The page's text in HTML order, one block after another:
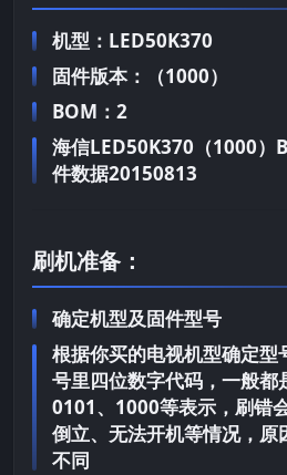
机型：LED50K370
固件版本：（1000）
BOM：2
海信LED50K370（1000）
件数据20150813
刷机准备：
确定机型及固件型号
根据你买的电视机型确定型
号里四位数字代码，一般都
0101、1000等表示，刷错
倒立、无法开机等情况，原
不同